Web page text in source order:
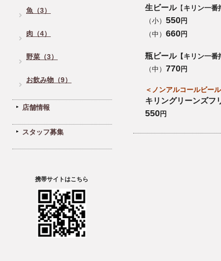
生ビール【 キリン一番
（小） 550 円
（中） 660 円
瓶ビール【キリン一番
（中） 770 円
＜ノンアルコールビー
キリングリーンズフ
550 円
魚（3）
肉（4）
野菜（3）
お飲み物（9）
店舗情報
スタッフ募集
携帯サイトはこちら